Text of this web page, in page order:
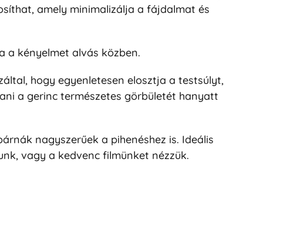
amely minimalizálja a fájdalmat és
a kényelmet alvás közben.
hogy egyenletesen elosztja a testsúlyt,
a gerinc természetes görbületét hanyatt
nagyszerűek a pihenéshez is. Ideális
vagy a kedvenc filmünket nézzük.